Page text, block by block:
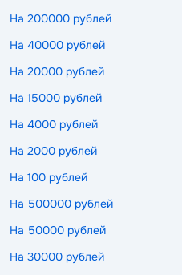
На 200000 рублей
На 40000 рублей
На 20000 рублей
На 15000 рублей
На 4000 рублей
На 2000 рублей
На 100 рублей
На 500000 рублей
На 50000 рублей
На 30000 рублей